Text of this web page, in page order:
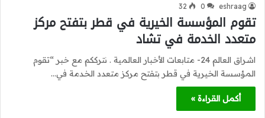
eshraag
0
32
تقوم المؤسسة الخيرية في قطر بتفتح مركز
متعدد الخدمة في تشاد
اشراق العالم 24- متابعات الأخبار العالمية . نترككم مع خبر “تقوم
المؤسسة الخيرية في قطر بتفتح مركز متعدد الخدمة في…
أكمل القراءة »